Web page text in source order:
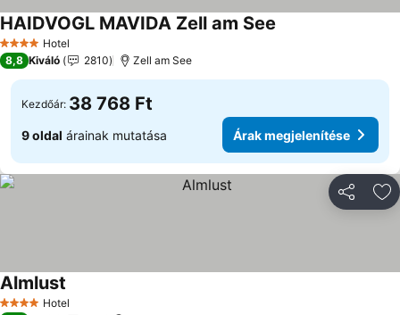
4 KategóriaHotel
HAIDVOGL MAVIDA Zell am See
8,8 Kiváló 2810 Zell am See
Kezdőár: 38 768 Ft
9 oldal árainak mutatása Árak megjelenítése
4 KategóriaHotel
Almlust